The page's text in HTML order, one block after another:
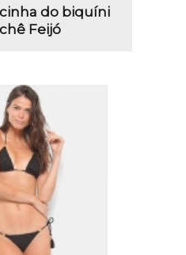
do biquíni
Feijó